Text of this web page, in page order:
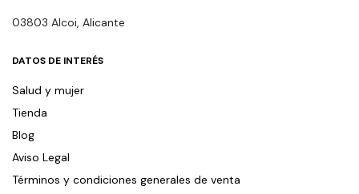
03803 Alcoi, Alicante
DATOS DE INTERÉS
Salud y mujer
Tienda
Blog
Aviso Legal
Términos y condiciones generales de venta